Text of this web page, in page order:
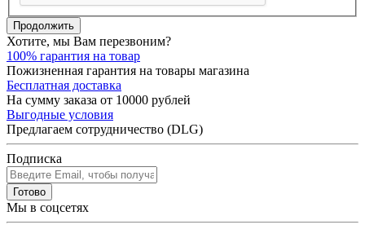
Продолжить
Хотите, мы Вам перезвоним?
100% гарантия на товар
Пожизненная гарантия на товары магазина
Бесплатная доставка
На сумму заказа от 10000 рублей
Выгодные условия
Предлагаем сотрудничество (DLG)
Подписка
Готово
Мы в соцсетях